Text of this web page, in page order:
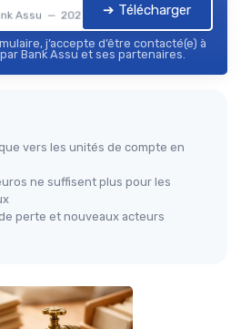
Assu — 2026 ➔ Télécharger
j’accepte d’être contacté(e) à
Bank Assu et ses partenaires.
vers les unités de compte en
ne suffisent plus pour les
perte et nouveaux acteurs